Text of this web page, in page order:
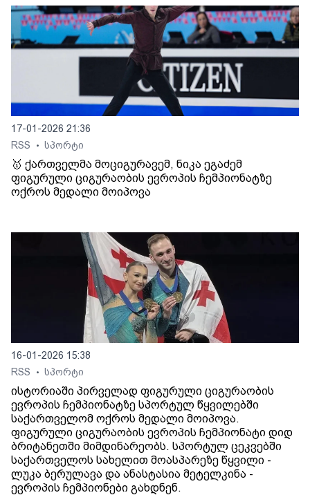
17-01-2026 21:36
RSS
• სპორტი
🥇 ქართველმა მოციგურავემ, ნიკა ეგაძემ
ფიგურული ციგურაობის ევროპის ჩემპიონატზე
ოქროს მედალი მოიპოვა
16-01-2026 15:38
RSS
• სპორტი
ისტორიაში პირველად ფიგურული ციგურაობის
ევროპის ჩემპიონატზე სპორტულ წყვილებში
საქართველომ ოქროს მედალი მოიპოვა.
ფიგურული ციგურაობის ევროპის ჩემპიონატი დიდ
ბრიტანეთში მიმდინარეობს. სპორტულ ცეკვებში
საქართველოს სახელით მოასპარეზე წყვილი -
ლუკა ბერულავა და ანასტასია მეტელკინა -
ევროპის ჩემპიონები გახდნენ.